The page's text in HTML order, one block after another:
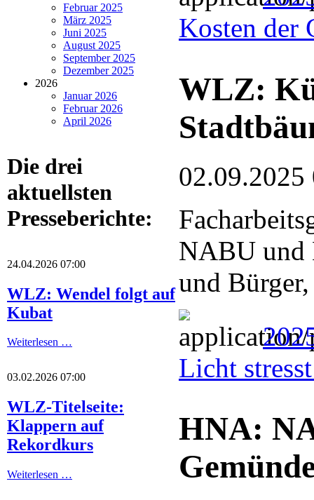
Februar 2025
März 2025
Juni 2025
August 2025
September 2025
Dezember 2025
2026
Januar 2026
Februar 2026
April 2026
Die drei
aktuellsten
Presseberichte:
24.04.2026 07:00
WLZ: Wendel folgt auf
Kubat
Weiterlesen …
03.02.2026 07:00
WLZ-Titelseite:
Klappern auf
Rekordkurs
Weiterlesen …
Kosten der
WLZ:
02.09.2025
NABU und
und Bürger,
Licht
HNA: